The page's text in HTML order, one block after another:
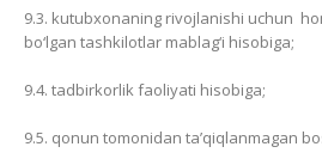
9.3. kutubxonaning rivojlanishi uchun
bo‘lgan tashkilotlar mablag‘i hisobiga;
9.4. tadbirkorlik faoliyati hisobiga;
9.5. qonun tomonidan ta’qiqlanmagan